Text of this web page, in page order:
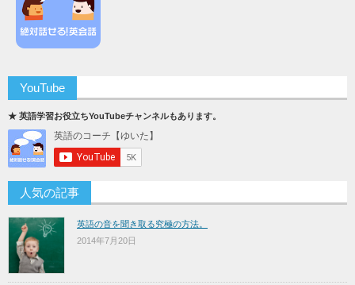
YouTube
★ 英語学習お役立ちYouTubeチャンネルもあります。
人気の記事
英語の音を聞き取る究極の方法。
2014年7月20日